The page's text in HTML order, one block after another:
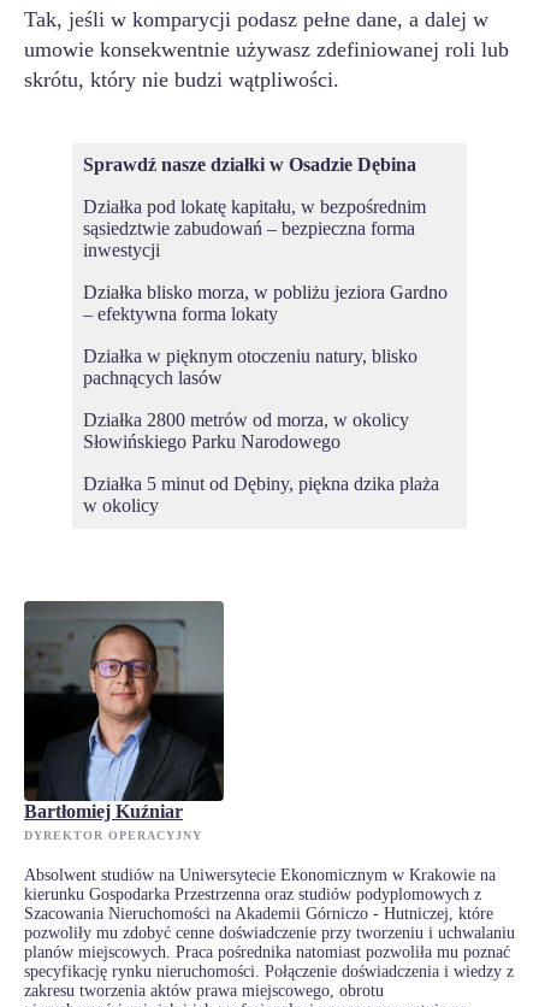
Tak, jeśli w komparycji podasz pełne dane, a dalej w
umowie konsekwentnie używasz zdefiniowanej roli lub
skrótu, który nie budzi wątpliwości.
Sprawdź nasze działki w Osadzie Dębina
Działka pod lokatę kapitału, w bezpośrednim
sąsiedztwie zabudowań – bezpieczna forma
inwestycji
Działka blisko morza, w pobliżu jeziora Gardno
– efektywna forma lokaty
Działka w pięknym otoczeniu natury, blisko
pachnących lasów
Działka 2800 metrów od morza, w okolicy
Słowińskiego Parku Narodowego
Działka 5 minut od Dębiny, piękna dzika plaża
w okolicy
Bartłomiej Kuźniar
DYREKTOR OPERACYJNY
Absolwent studiów na Uniwersytecie Ekonomicznym w Krakowie na
kierunku Gospodarka Przestrzenna oraz studiów podyplomowych z
Szacowania Nieruchomości na Akademii Górniczo - Hutniczej, które
pozwoliły mu zdobyć cenne doświadczenie przy tworzeniu i uchwalaniu
planów miejscowych. Praca pośrednika natomiast pozwoliła mu poznać
specyfikację rynku nieruchomości. Połączenie doświadczenia i wiedzy z
zakresu tworzenia aktów prawa miejscowego, obrotu